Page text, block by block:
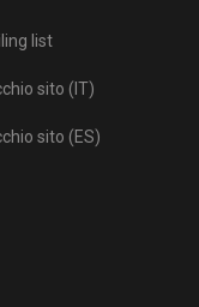
list
sito (IT)
sito (ES)